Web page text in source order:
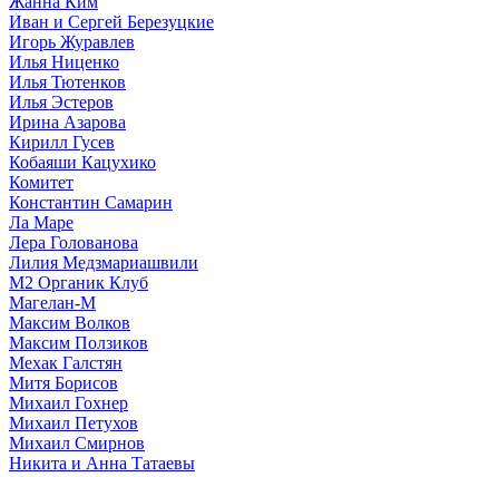
Иван и Сергей Березуцкие
Игорь Журавлев
Илья Ниценко
Илья Тютенков
Илья Эстеров
Ирина Азарова
Кирилл Гусев
Кобаяши Кацухико
Комитет
Константин Самарин
Ла Маре
Лера Голованова
Лилия Медзмариашвили
М2 Органик Клуб
Магелан-М
Максим Волков
Максим Ползиков
Мехак Галстян
Митя Борисов
Михаил Гохнер
Михаил Петухов
Михаил Смирнов
Никита и Анна Татаевы